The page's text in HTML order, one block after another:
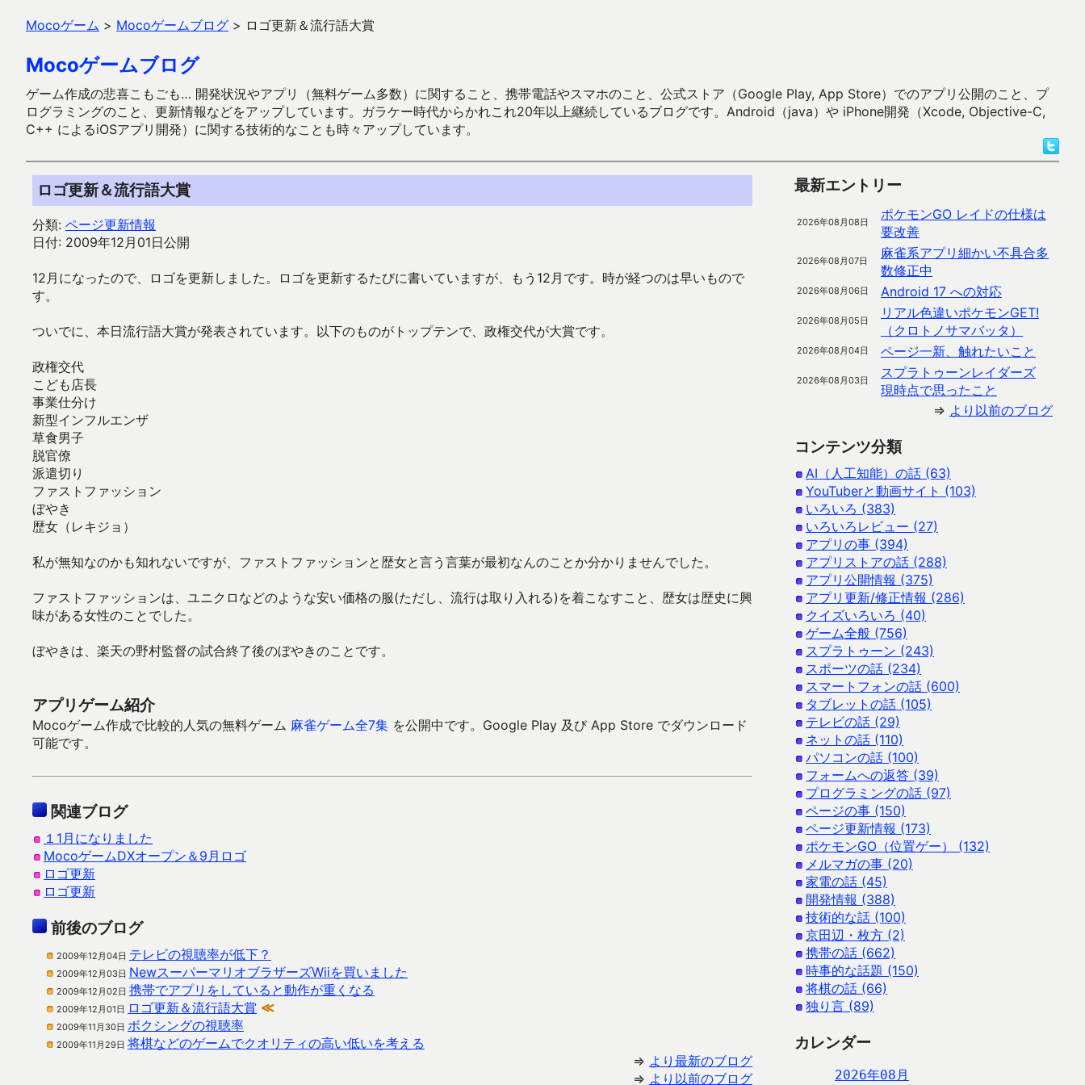
Mocoゲーム > Mocoゲームブログ > ロゴ更新＆流行語大賞
Mocoゲームブログ
ゲーム作成の悲喜こもごも… 開発状況やアプリ（無料ゲーム多数）に関すること、携帯電話やスマホのこと、公式ストア（Google Play, App Store）でのアプリ公開のこと、プ
ログラミングのこと、更新情報などをアップしています。ガラケー時代からかれこれ20年以上継続しているブログです。Android（java）や iPhone開発（Xcode, Objective-C,
C++ によるiOSアプリ開発）に関する技術的なことも時々アップしています。
ロゴ更新＆流行語大賞
分類: ページ更新情報
日付: 2009年12月01日公開
12月になったので、ロゴを更新しました。ロゴを更新するたびに書いていますが、もう12月です。時が経つのは早いもので
す。
ついでに、本日流行語大賞が発表されています。以下のものがトップテンで、政権交代が大賞です。
政権交代
こども店長
事業仕分け
新型インフルエンザ
草食男子
脱官僚
派遣切り
ファストファッション
ぼやき
歴女（レキジョ）
私が無知なのかも知れないですが、ファストファッションと歴女と言う言葉が最初なんのことか分かりませんでした。
ファストファッションは、ユニクロなどのような安い価格の服(ただし、流行は取り入れる)を着こなすこと、歴女は歴史に興
味がある女性のことでした。
ぼやきは、楽天の野村監督の試合終了後のぼやきのことです。
アプリゲーム紹介
Mocoゲーム作成で比較的人気の無料ゲーム 麻雀ゲーム全7集 を公開中です。Google Play 及び App Store でダウンロード
可能です。
関連ブログ
１1月になりました
MocoゲームDXオープン＆9月ロゴ
ロゴ更新
ロゴ更新
前後のブログ
2009年12月04日 テレビの視聴率が低下？
2009年12月03日 NewスーパーマリオブラザーズWiiを買いました
2009年12月02日 携帯でアプリをしていると動作が重くなる
2009年12月01日 ロゴ更新＆流行語大賞 ≪
2009年11月30日 ボクシングの視聴率
2009年11月29日 将棋などのゲームでクオリティの高い低いを考える
⇒ より最新のブログ
⇒ より以前のブログ
最新エントリー
2026年08月08日
ポケモンGO レイドの仕様は
要改善
2026年08月07日
麻雀系アプリ細かい不具合多
数修正中
2026年08月06日 Android 17 への対応
2026年08月05日
リアル色違いポケモンGET!
（クロトノサマバッタ）
2026年08月04日 ページ一新、触れたいこと
2026年08月03日
スプラトゥーンレイダーズ
現時点で思ったこと
⇒ より以前のブログ
コンテンツ分類
AI（人工知能）の話 (63)
YouTuberと動画サイト (103)
いろいろ (383)
いろいろレビュー (27)
アプリの事 (394)
アプリストアの話 (288)
アプリ公開情報 (375)
アプリ更新/修正情報 (286)
クイズいろいろ (40)
ゲーム全般 (756)
スプラトゥーン (243)
スポーツの話 (234)
スマートフォンの話 (600)
タブレットの話 (105)
テレビの話 (29)
ネットの話 (110)
パソコンの話 (100)
フォームへの返答 (39)
プログラミングの話 (97)
ページの事 (150)
ページ更新情報 (173)
ポケモンGO（位置ゲー） (132)
メルマガの事 (20)
家電の話 (45)
開発情報 (388)
技術的な話 (100)
京田辺・枚方 (2)
携帯の話 (662)
時事的な話題 (150)
将棋の話 (66)
独り言 (89)
カレンダー
2026年08月